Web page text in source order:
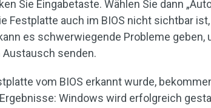
Sie Eingabetaste. Wählen Sie dann
Festplatte auch im BIOS nicht sichtbar
es schwerwiegende Probleme geben,
Austausch senden.
vom BIOS erkannt wurde,
Windows wird erfolgreich